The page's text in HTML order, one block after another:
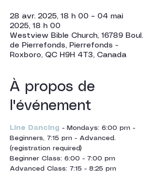
28 avr. 2025, 18 h 00 – 04 mai
2025, 18 h 00
Westview Bible Church, 16789 Boul.
de Pierrefonds, Pierrefonds -
Roxboro, QC H9H 4T3, Canada
À propos de
l'événement
Line Dancing - Mondays: 6:00 pm -
Beginners, 7:15 pm - Advanced.
(registration required)
Beginner Class: 6:00 - 7:00 pm
Advanced Class: 7:15 - 8:25 pm